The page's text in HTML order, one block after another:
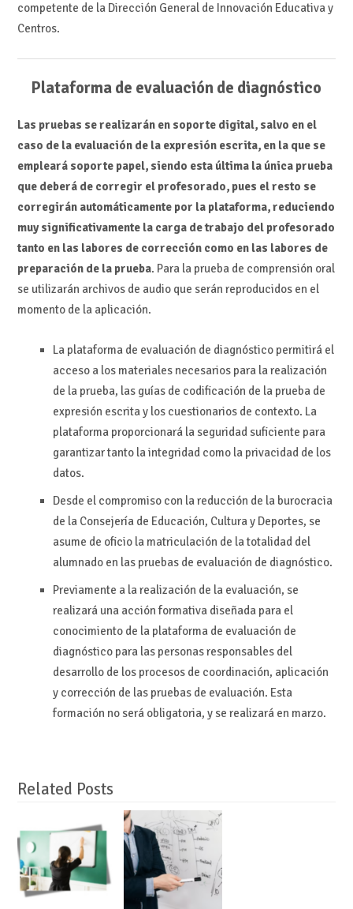
competente de la Dirección General de Innovación Educativa y
Centros.
Plataforma de evaluación de diagnóstico
Las pruebas se realizarán en soporte digital, salvo en el
caso de la evaluación de la expresión escrita, en la que se
empleará soporte papel, siendo esta última la única prueba
que deberá de corregir el profesorado, pues el resto se
corregirán automáticamente por la plataforma, reduciendo
muy significativamente la carga de trabajo del profesorado
tanto en las labores de corrección como en las labores de
preparación de la prueba. Para la prueba de comprensión oral
se utilizarán archivos de audio que serán reproducidos en el
momento de la aplicación.
La plataforma de evaluación de diagnóstico permitirá el
acceso a los materiales necesarios para la realización
de la prueba, las guías de codificación de la prueba de
expresión escrita y los cuestionarios de contexto. La
plataforma proporcionará la seguridad suficiente para
garantizar tanto la integridad como la privacidad de los
datos.
Desde el compromiso con la reducción de la burocracia
de la Consejería de Educación, Cultura y Deportes, se
asume de oficio la matriculación de la totalidad del
alumnado en las pruebas de evaluación de diagnóstico.
Previamente a la realización de la evaluación, se
realizará una acción formativa diseñada para el
conocimiento de la plataforma de evaluación de
diagnóstico para las personas responsables del
desarrollo de los procesos de coordinación, aplicación
y corrección de las pruebas de evaluación. Esta
formación no será obligatoria, y se realizará en marzo.
Related Posts